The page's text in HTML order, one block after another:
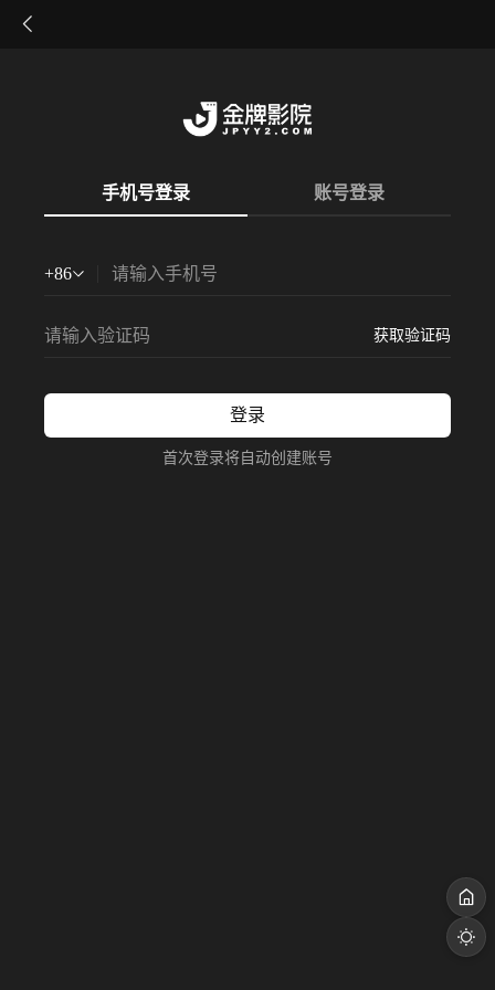
手机号登录 账号登录
+86
获取验证码
登录
首次登录将自动创建账号